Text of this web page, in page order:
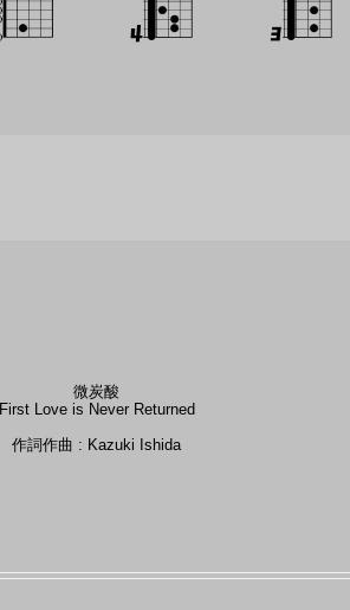
微炭酸
First Love is Never Returned
作詞作曲 : Kazuki Ishida